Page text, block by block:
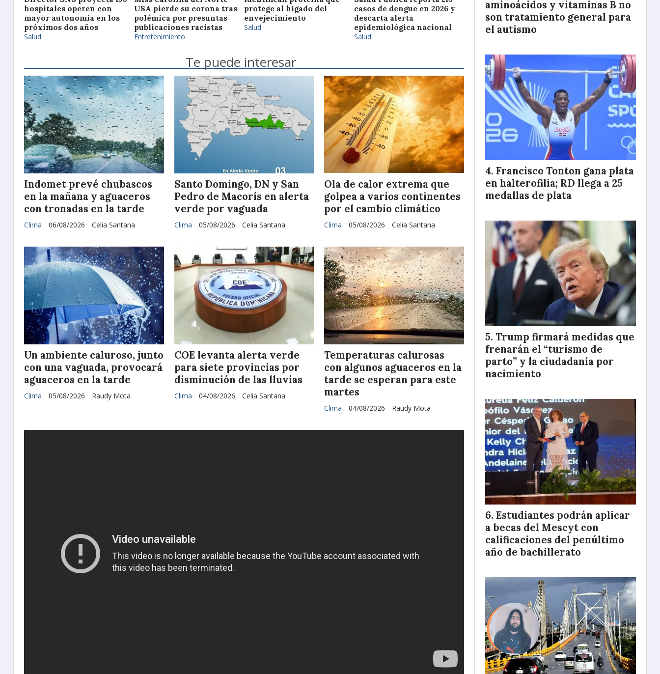
hospitales operen con
mayor autonomía en los
próximos dos años
Salud
USA pierde su corona tras
polémica por presuntas
publicaciones racistas
Entretenimiento
protege al hígado del
envejecimiento
Salud
casos de dengue en 2026 y
descarta alerta
epidemiológica nacional
Salud
Te puede interesar
Indomet prevé chubascos
en la mañana y aguaceros
con tronadas en la tarde
Celia Santana
Clima 06/08/2026
Santo Domingo, DN y San
Pedro de Macorís en alerta
verde por vaguada
Celia Santana
Clima 05/08/2026
Ola de calor extrema que
golpea a varios continentes
por el cambio climático
Celia Santana
Clima 05/08/2026
Un ambiente caluroso, junto
con una vaguada, provocará
aguaceros en la tarde
Raudy Mota
Clima 05/08/2026
COE levanta alerta verde
para siete provincias por
disminución de las lluvias
Celia Santana
Clima 04/08/2026
Temperaturas calurosas
con algunos aguaceros en la
tarde se esperan para este
martes
Raudy Mota
Clima 04/08/2026
aminoácidos y vitaminas B no
son tratamiento general para
el autismo
Francisco Tonton gana plata
en halterofilia; RD llega a 25
medallas de plata
Trump firmará medidas que
frenarán el “turismo de
parto” y la ciudadanía por
nacimiento
Estudiantes podrán aplicar
a becas del Mescyt con
calificaciones del penúltimo
año de bachillerato